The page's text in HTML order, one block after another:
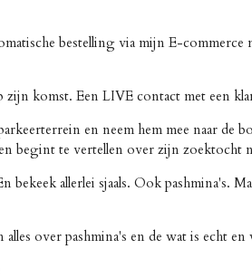
bestelling via mijn E-
komst. Een LIVE contact met een
en neem hem mee naar de
begint te vertellen over zijn zoektocht
allerlei sjaals. Ook pashmina's.
over pashmina's en de wat is echt